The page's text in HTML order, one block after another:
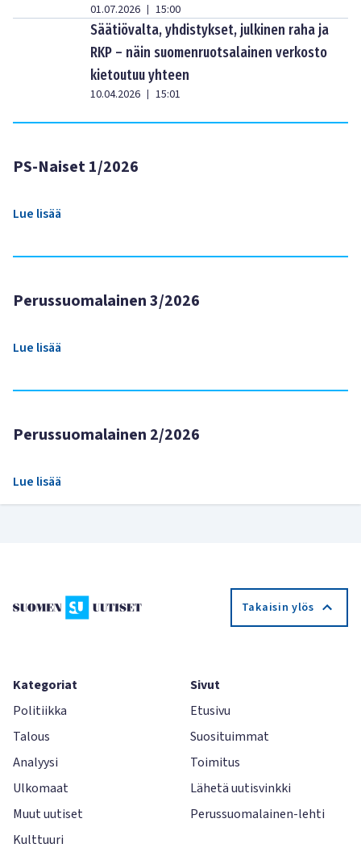
01.07.2026 | 15:00
Säätiövalta, yhdistykset, julkinen raha ja
RKP – näin suomenruotsalainen verkosto
kietoutuu yhteen
10.04.2026 | 15:01
PS-Naiset 1/2026
Lue lisää
Perussuomalainen 3/2026
Lue lisää
Perussuomalainen 2/2026
Lue lisää
Takaisin ylös
Kategoriat
Politiikka
Talous
Analyysi
Ulkomaat
Muut uutiset
Kulttuuri
Sivut
Etusivu
Suosituimmat
Toimitus
Lähetä uutisvinkki
Perussuomalainen-lehti